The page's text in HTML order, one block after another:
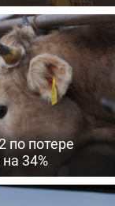
по потере
34%